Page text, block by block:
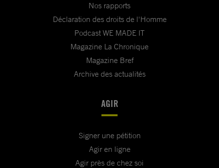
Nos rapports
Déclaration des droits de l'Homme
Podcast WE MADE IT
Magazine La Chronique
Magazine Bref
Archive des actualités
AGIR
Signer une pétition
Agir en ligne
Agir près de chez soi